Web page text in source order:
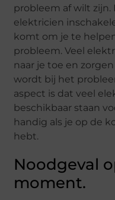
probleem af wilt
elektricien
komt om je te
probleem. Veel
naar je toe en
wordt bij het
aspect is dat veel
beschikbaar staan
handig als je op de
hebt.
Noodgeval
moment.